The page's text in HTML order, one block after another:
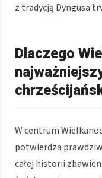
z tradycją Dyngusa
Dlaczego
W centrum
potwierdza
całej historii